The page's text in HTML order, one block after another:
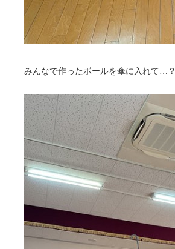
みんなで作ったボールを傘に入れて…？